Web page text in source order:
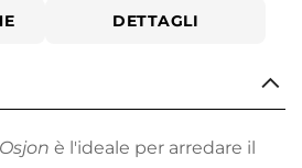
DETTAGLI
Osjon è l'ideale per arredare il